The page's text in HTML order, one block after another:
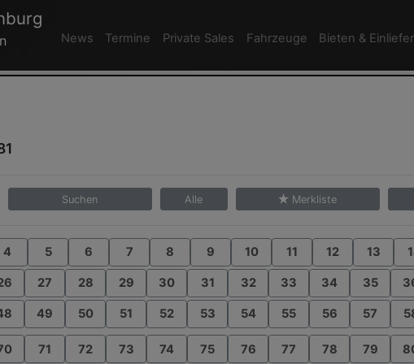
News Termine Private Sales Fahrzeuge Bieten &
Suchen Alle Merkliste
4 5 6 7 8 9 10 11 12 13
27 28 29 30 31 32 33 34 35
49 50 51 52 53 54 55 56 57
71 72 73 74 75 76 77 78 79